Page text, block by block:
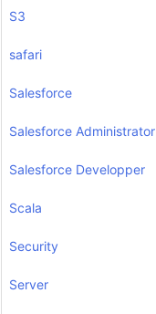
S3
safari
Salesforce
Salesforce Administrator
Salesforce Developper
Scala
Security
Server